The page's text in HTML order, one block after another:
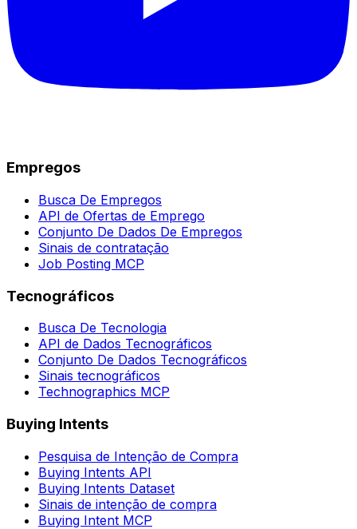
Empregos
Busca De Empregos
API de Ofertas de Emprego
Conjunto De Dados De Empregos
Sinais de contratação
Job Posting MCP
Tecnográficos
Busca De Tecnologia
API de Dados Tecnográficos
Conjunto De Dados Tecnográficos
Sinais tecnográficos
Technographics MCP
Buying Intents
Pesquisa de Intenção de Compra
Buying Intents API
Buying Intents Dataset
Sinais de intenção de compra
Buying Intent MCP